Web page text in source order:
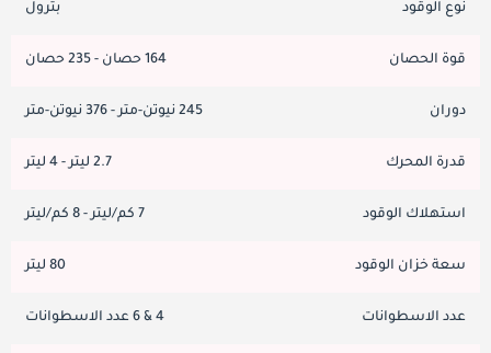
نوع الوقود بترول
قوة الحصان 164 حصان - 235 حصان
دوران 245 نيوتن-متر - 376 نيوتن-متر
قدرة المحرك 2.7 ليتر - 4 ليتر
استهلاك الوقود 7 كم/ليتر - 8 كم/ليتر
سعة خزان الوقود 80 ليتر
عدد الاسطوانات 4 & 6 عدد الاسطوانات